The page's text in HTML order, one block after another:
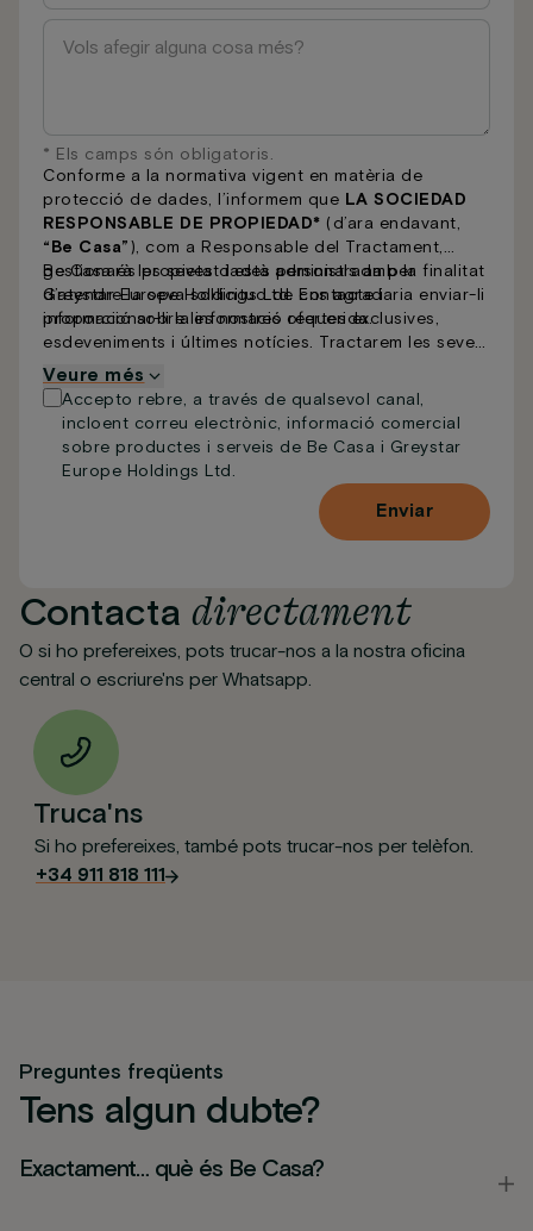
* Els camps són obligatoris.
Conforme a la normativa vigent en matèria de
protecció de dades, l’informem que LA SOCIEDAD
RESPONSABLE DE PROPIEDAD* (d’ara endavant,
“Be Casa”), com a Responsable del Tractament,
gestionarà les seves dades personals amb la finalitat
d’atendre la seva sol·licitud de contacte i
proporcionar-li la informació requerida.
Be Casa és propietat i està administrada per
Greystar Europe Holdings Ltd. Ens agradaria enviar-li
informació sobre les nostres ofertes exclusives,
esdeveniments i últimes notícies. Tractarem les seves
dades personals amb la màxima cura i d’acord amb la
nostraPolítica de Privacitat
. Pot actualitzar les seves
preferències o donar-se de baixa de les nostres
comunicacions en qualsevol moment. Indiqui’ns a
continuació les formes en què preferiria rebre les
nostres comunicacions.
Veure més
Accepto rebre, a través de qualsevol canal,
incloent correu electrònic, informació comercial
sobre productes i serveis de Be Casa i Greystar
Europe Holdings Ltd.
Enviar
Contacta directament
O si ho prefereixes, pots trucar-nos a la nostra oficina
central o escriure'ns per Whatsapp.
Truca'ns
Si ho prefereixes, també pots trucar-nos per telèfon.
+34 911 818 111
enviando
correctament
Ens posarem en contacte amb tu el més aviat
possible. Revisa la teva safata de SPAM.
Gràcies!
Preguntes freqüents
Tens algun dubte?
Exactament… què és Be Casa?